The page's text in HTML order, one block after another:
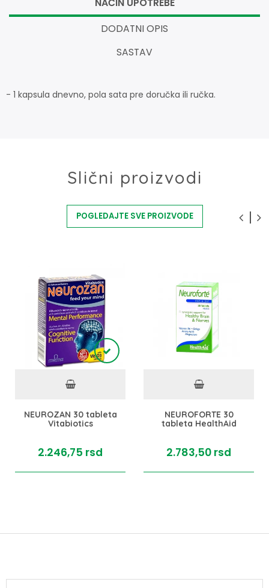
DODATNI OPIS
SASTAV
- 1 kapsula dnevno, pola sata pre doručka ili ručka.
Slični proizvodi
POGLEDAJTE SVE PROIZVODE
NEUROZAN 30 tableta
Vitabiotics
2.246,75 rsd
NEUROFORTE 30
tableta HealthAid
2.783,50 rsd